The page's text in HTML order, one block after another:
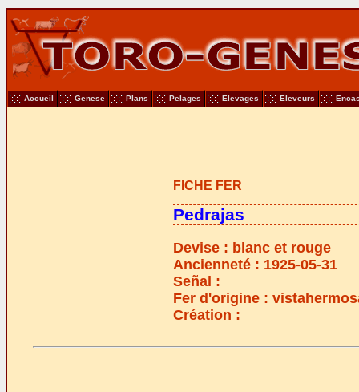
Accueil Genese Plans Pelages Elevages Eleveurs
FICHE FER
Pedrajas
Devise : blanc et rouge
Ancienneté : 1925-05-31
Señal :
Fer d'origine :
Création :